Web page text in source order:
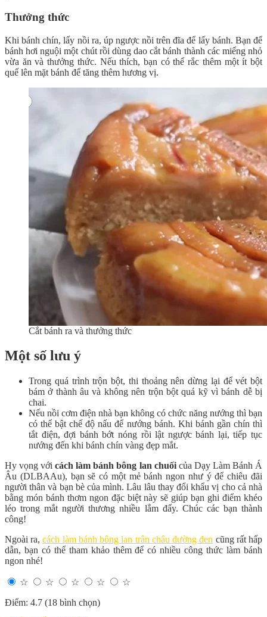
Thưởng thức
Khi bánh chín, lấy nồi ra, úp ngược nồi trên đĩa để lấy bánh. Bạn để
bánh hơi nguội một chút rồi dùng dao cắt bánh thành các miếng nhỏ
vừa ăn và thưởng thức. Nếu thích, bạn có thể rắc thêm một ít bột
quế lên mặt bánh để tăng thêm hương vị.
Cắt bánh ra và thưởng thức
Một số lưu ý
Trong quá trình trộn bột, thi thoảng nên dừng lại để vét bột
bám ở thành âu và không nên trộn bột quá kỹ vì bánh dễ bị
chai.
Nếu nồi cơm điện nhà bạn không có chức năng nướng thì bạn
có thể bật chế độ nấu để nướng bánh. Khi bánh gần chín thì
tắt điện, đợi bánh bớt nóng rồi lật ngược bánh lại, tiếp tục
nướng đến khi bánh chín vàng đẹp mắt.
Hy vọng vớicách làm bánh bông lan chuốicủa Dạy Làm Bánh Á
Âu (DLBAAu), bạn sẽ có một mẻ bánh ngon như ý để chiêu đãi
người thân và bạn bè của mình. Lâu lâu thay đổi khẩu vị cho cả nhà
bằng món bánh thơm ngon đặc biệt này sẽ giúp bạn ghi điểm khéo
léo trong mắt người thương nhiều lắm đấy. Chúc các bạn thành
công!
Ngoài ra,cách làm bánh bông lan trân châu đường đen cũng rất hấp
dẫn, bạn có thể tham khảo thêm để có nhiều công thức làm bánh
ngon nhé!
☆ ☆ ☆ ☆
☆
Điểm: 4.7 (18 bình chọn)